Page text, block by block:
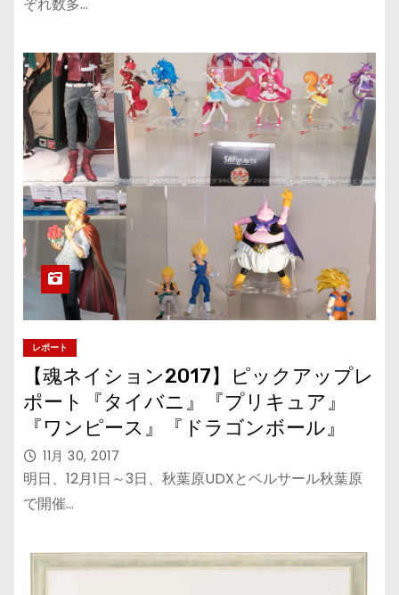
レポート
【魂ネイション2017】ピックアップレ
ポート『タイバニ』『プリキュア』
『ワンピース』『ドラゴンボール』
11月 30, 2017
明日、12月1日～3日、秋葉原UDXとベルサール秋葉原
で開催…